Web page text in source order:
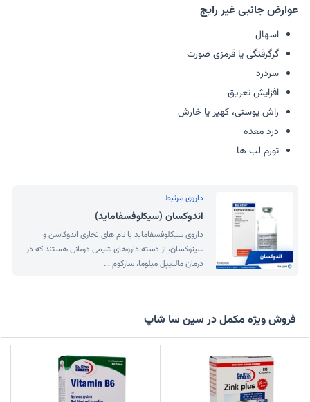
عوارض جانبی غیر رایج
اسهال
گرگرفتگی یا قرمزی صورت
سردرد
افزایش تعریق
راش پوستی، کهیر یا خارش
درد معده
تورم لب ها
داروی مرتبط
اندوکسان (سیکلوفسفاماید)
داروی سیکلوفسفاماید با نام های تجاری اندوکاسن و
سیتوکسان، از دسته داروهای شیمی درمانی هستند که در
درمان مالتیپل میلوما، سارکوم ...
فروش ویژه مکمل در سین سا شاپ